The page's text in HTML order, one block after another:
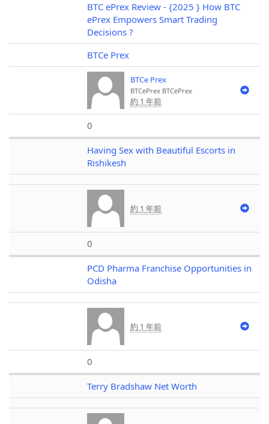
BTC ePrex Review - {2025 } How BTC
ePrex Empowers Smart Trading
Decisions ?
BTCe Prex
BTCe Prex
BTCePrex BTCePrex
約 1 年前
0
Having Sex with Beautiful Escorts in
Rishikesh
約 1 年前
0
PCD Pharma Franchise Opportunities in
Odisha
約 1 年前
0
Terry Bradshaw Net Worth